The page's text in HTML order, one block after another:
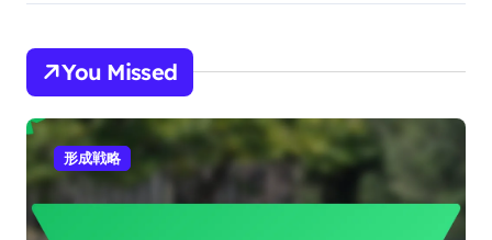
You Missed
形成戦略